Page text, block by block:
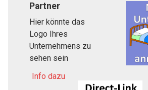
Partner
Hier könnte das
Logo Ihres
Unternehmens zu
sehen sein
Info dazu